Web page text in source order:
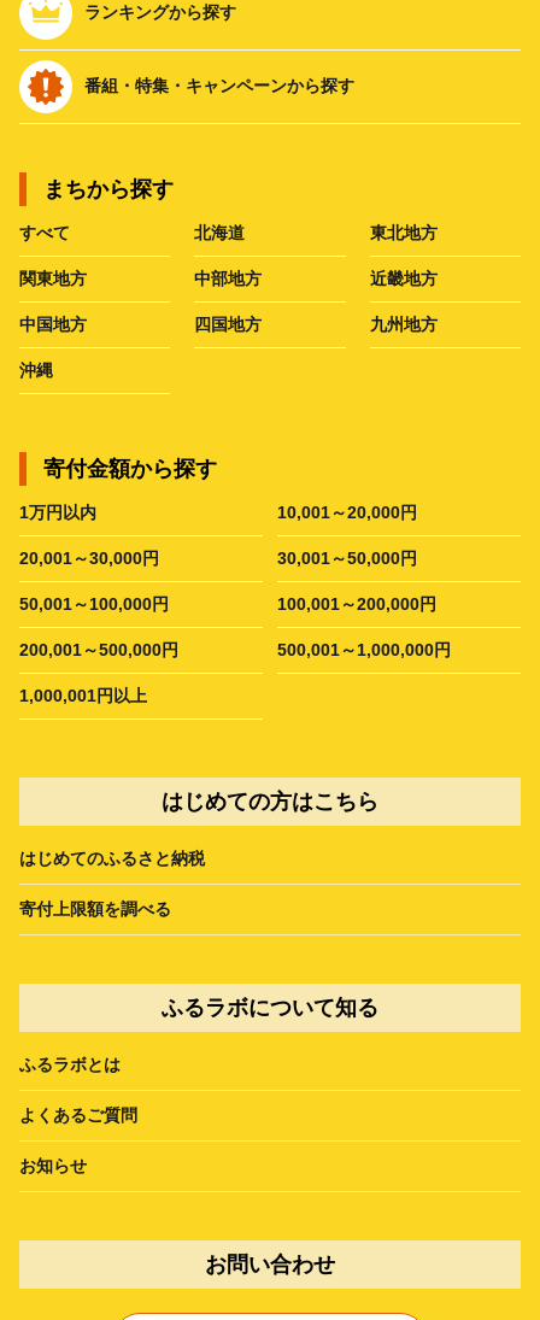
ランキングから探す
番組・特集・キャンペーンから探す
まちから探す
すべて 北海道 東北地方
関東地方 中部地方 近畿地方
中国地方 四国地方 九州地方
沖縄
寄付金額から探す
1万円以内 10,001～20,000円
20,001～30,000円 30,001～50,000円
50,001～100,000円 100,001～200,000円
200,001～500,000円 500,001～1,000,000円
1,000,001円以上
はじめての方はこちら
はじめてのふるさと納税
寄付上限額を調べる
ふるラボについて知る
ふるラボとは
よくあるご質問
お知らせ
お問い合わせ